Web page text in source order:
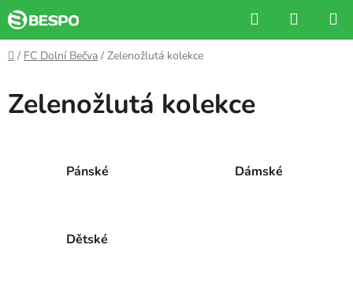
Skip
to
content
Search
CART
Home
/ FC Dolní Bečva / Zelenožlutá kolekce
Zelenožlutá kolekce
Pánské Dámské
Dětské